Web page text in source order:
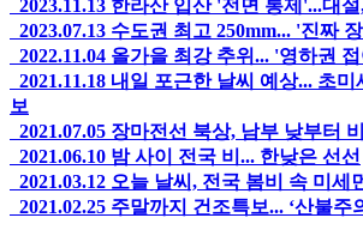
2023.11.13 한라산 입산 '전면 통제'...대
2023.07.13 수도권 최고 250mm... '진짜
2022.11.04 올가을 최강 추위... '영하권
2021.11.18 내일 포근한 날씨 예상... 초미
보
2021.07.05 장마전선 북상, 남부 낮부터 비
2021.06.10 밤 사이 전국 비... 한낮은 선선
2021.03.12 오늘 날씨, 전국 봄비 속 미세
2021.02.25 주말까지 건조특보... ‘산불주